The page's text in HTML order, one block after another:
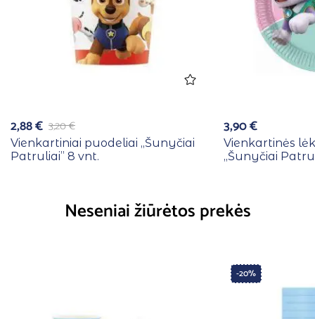
3,20€
2,88€
Vienkartiniai puodeliai ,,Šunyčiai
Patruliai” 8 vnt.
3,90€
Vienkartinės
,,Šunyčiai
Neseniai žiūrėtos prekės
-20%